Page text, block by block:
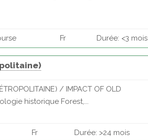
Fr Durée: <3 mois
/ IMPACT OF OLD
historique Forest,...
Fr Durée: >24 mois